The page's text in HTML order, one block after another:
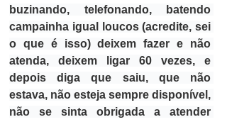
buzinando, telefonando, batendo
campainha igual loucos (acredite, sei
o que é isso) deixem fazer e não
atenda, deixem ligar 60 vezes, e
depois diga que saiu, que não
estava, não esteja sempre disponível,
não se sinta obrigada a atender